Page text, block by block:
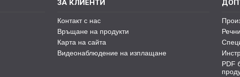
ЗА КЛИЕНТИ
Контакт с нас
Връщане на продукти
Карта на сайта
Видеонаблюдение на изплащане
PDF